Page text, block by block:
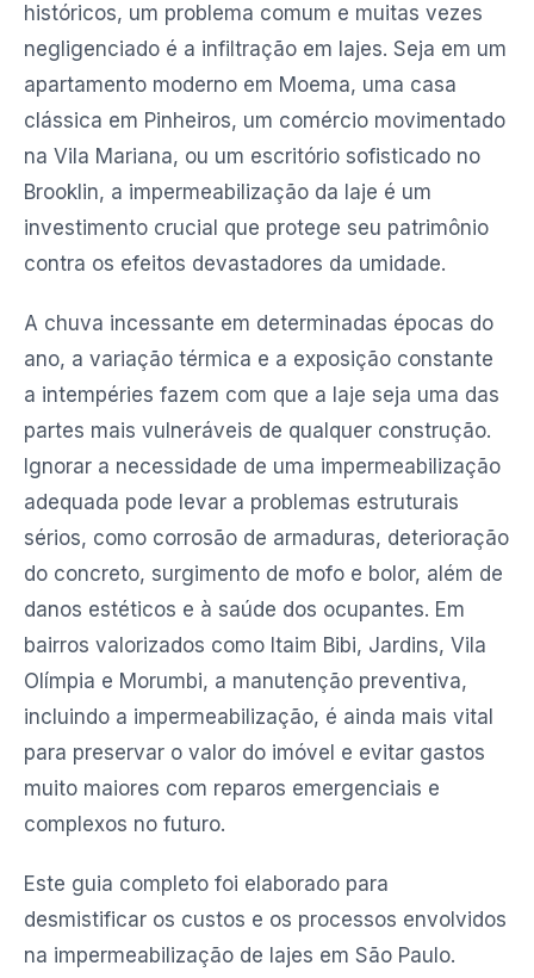
históricos, um problema comum e muitas vezes
negligenciado é a infiltração em lajes. Seja em um
apartamento moderno em Moema, uma casa
clássica em Pinheiros, um comércio movimentado
na Vila Mariana, ou um escritório sofisticado no
Brooklin, a impermeabilização da laje é um
investimento crucial que protege seu patrimônio
contra os efeitos devastadores da umidade.
A chuva incessante em determinadas épocas do
ano, a variação térmica e a exposição constante
a intempéries fazem com que a laje seja uma das
partes mais vulneráveis de qualquer construção.
Ignorar a necessidade de uma impermeabilização
adequada pode levar a problemas estruturais
sérios, como corrosão de armaduras, deterioração
do concreto, surgimento de mofo e bolor, além de
danos estéticos e à saúde dos ocupantes. Em
bairros valorizados como Itaim Bibi, Jardins, Vila
Olímpia e Morumbi, a manutenção preventiva,
incluindo a impermeabilização, é ainda mais vital
para preservar o valor do imóvel e evitar gastos
muito maiores com reparos emergenciais e
complexos no futuro.
Este guia completo foi elaborado para
desmistificar os custos e os processos envolvidos
na impermeabilização de lajes em São Paulo.